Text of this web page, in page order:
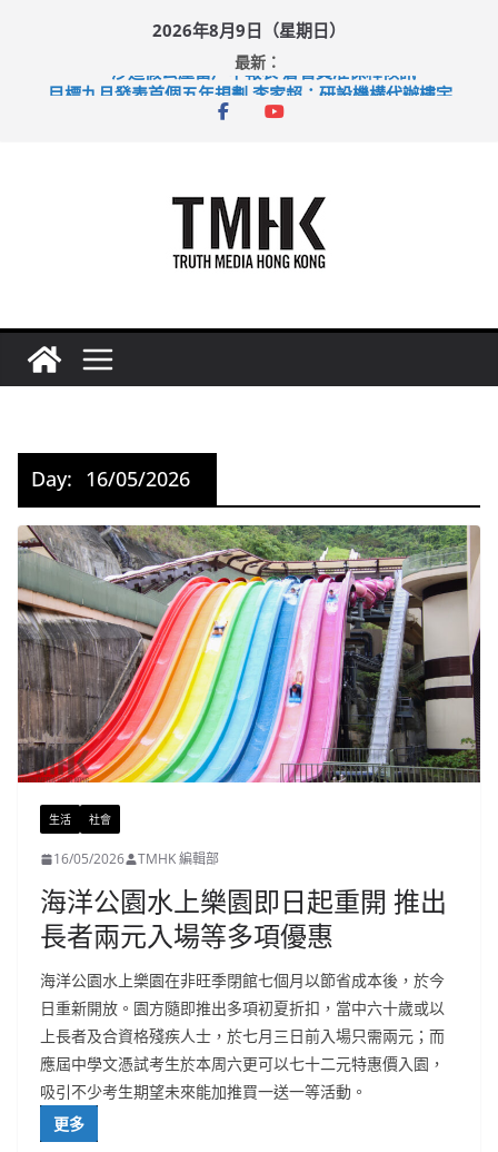
2026年8月9日（星期日）
最新：
涉造假公屋富戶申報表 倉管員准保釋候訊
Day: 16/05/2026
生活 社會
16/05/2026 TMHK 編輯部
海洋公園水上樂園即日起重開 推出
長者兩元入場等多項優惠
海洋公園水上樂園在非旺季閉館七個月以節省成本後，於今
日重新開放。園方隨即推出多項初夏折扣，當中六十歲或以
上長者及合資格殘疾人士，於七月三日前入場只需兩元；而
應屆中學文憑試考生於本周六更可以七十二元特惠價入園，
吸引不少考生期望未來能加推買一送一等活動。
更多